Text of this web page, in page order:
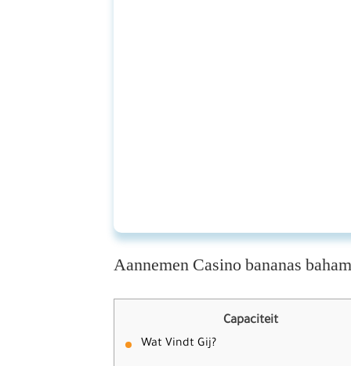
Aannemen Casino bananas
Capaciteit
Wat Vindt Gij?